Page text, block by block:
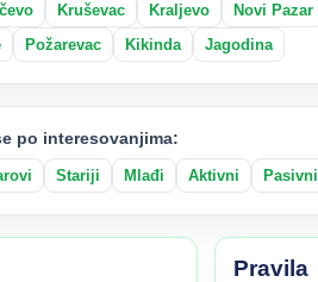
Kruševac Kraljevo Novi Pazar
Požarevac Kikinda Jagodina
po interesovanjima:
Stariji Mlađi Aktivni Pasivni
Pravila